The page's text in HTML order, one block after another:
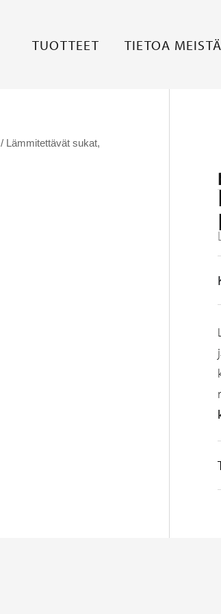
TUOTTEET TIETOA MEISTÄ
/ Lämmitettävät sukat,